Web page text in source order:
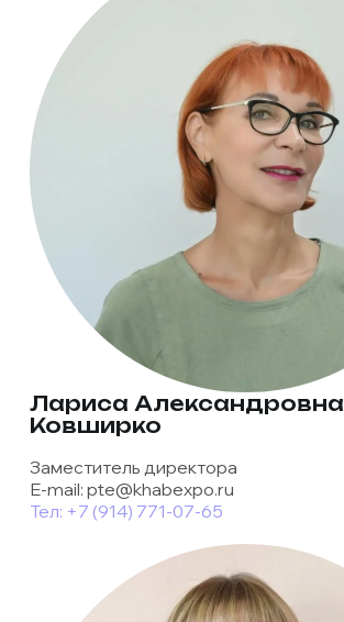
Лариса Александровна
Ковширко
Заместитель директора
E-mail: pte@khabexpo.ru
Тел: +7 (914) 771-07-65